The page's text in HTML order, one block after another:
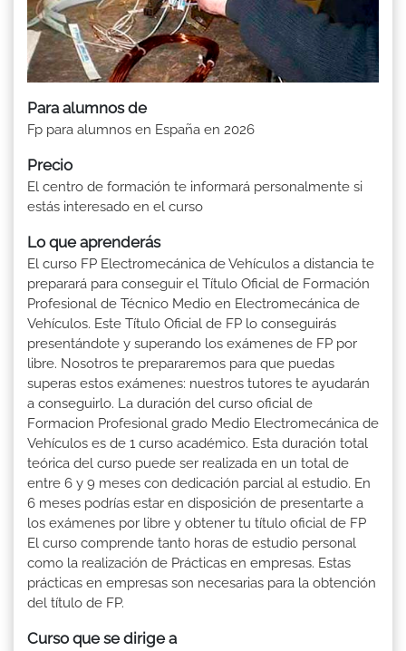
Para alumnos de
Fp para alumnos en España en 2026
Precio
El centro de formación te informará personalmente si
estás interesado en el curso
Lo que aprenderás
El curso FP Electromecánica de Vehículos a distancia te
preparará para conseguir el Título Oficial de Formación
Profesional de Técnico Medio en Electromecánica de
Vehículos. Este Título Oficial de FP lo conseguirás
presentándote y superando los exámenes de FP por
libre. Nosotros te prepararemos para que puedas
superas estos exámenes: nuestros tutores te ayudarán
a conseguirlo. La duración del curso oficial de
Formacion Profesional grado Medio Electromecánica de
Vehículos es de 1 curso académico. Esta duración total
teórica del curso puede ser realizada en un total de
entre 6 y 9 meses con dedicación parcial al estudio. En
6 meses podrías estar en disposición de presentarte a
los exámenes por libre y obtener tu título oficial de FP
El curso comprende tanto horas de estudio personal
como la realización de Prácticas en empresas. Estas
prácticas en empresas son necesarias para la obtención
del título de FP.
Curso que se dirige a